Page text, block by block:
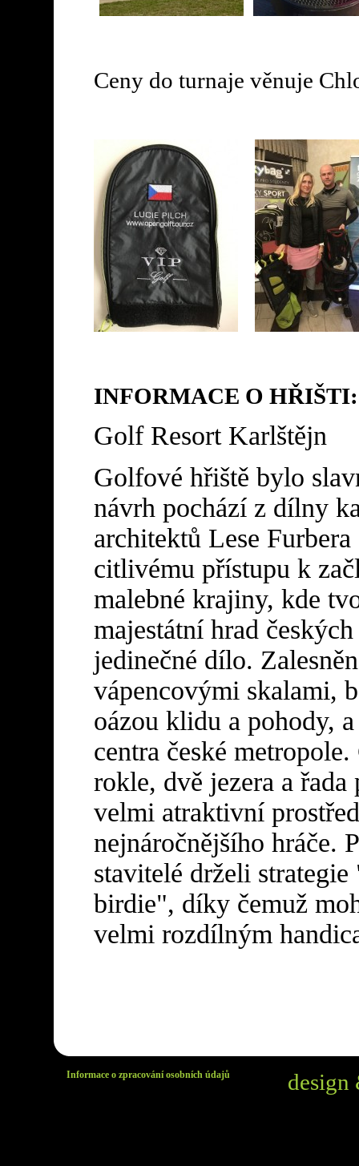
Ceny do turnaje věnuje
INFORMACE O HŘIŠTI:
Golf Resort Karlštějn
Golfové hřiště bylo
návrh pochází z dílny
architektů Lese
citlivému přístupu k
malebné krajiny, kde
majestátní hrad
jedinečné dílo.
vápencovými skalami,
oázou klidu a pohody,
centra české
rokle, dvě jezera a
velmi atraktivní
nejnáročnějšího hráče.
stavitelé drželi
birdie", díky čemuž
velmi rozdílným
Informace o zpracování osobních údajů